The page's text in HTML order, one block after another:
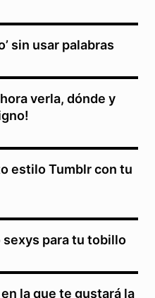
sin usar palabras
verla, dónde y
estilo Tumblr con tu
para tu tobillo
la que te gustará la